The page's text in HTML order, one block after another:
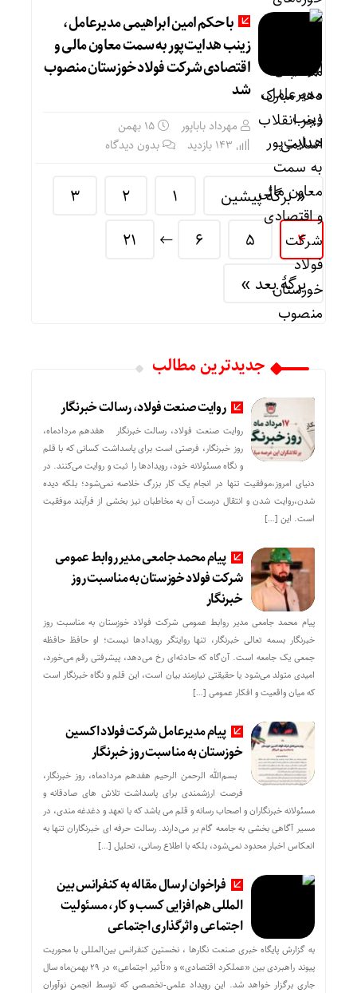
با حکم امین ابراهیمی مدیرعامل،
زینب هدایت‌پور به سمت معاون مالی و
اقتصادی شرکت فولاد خوزستان منصوب
شد
مهرداد باباپور
۱۵ بهمن
بدون دیدگاه
« برگه‌ٔ پیشین 1
2
3
4
5
6
21
برگهٔ بعد »
جدیدترین مطالب
روایت صنعت فولاد،‌ رسالت خبرنگار
روایت صنعت فولاد،‌ رسالت خبرنگار هفدهم مردادماه،
روز خبرنگار، فرصتی است برای پاسداشت کسانی که با قلم
و نگاه مسئولانه خود، رویدادها را ثبت و روایت می‌کنند. در
دنیای امروز،موفقیت تنها در انجام یک کار بزرگ خلاصه نمی‌شود؛ بلکه دیده
شدن،روایت شدن و انتقال درست آن به مخاطبان نیز بخشی از فرآیند موفقیت
است. این […]
پیام محمد جامعی مدیر روابط عمومی
شرکت فولاد خوزستان به مناسبت روز
خبرنگار
پیام محمد جامعی مدیر روابط عمومی شرکت فولاد خوزستان به مناسبت روز
خبرنگار بسمه تعالی خبرنگار، تنها روایتگر رویدادها نیست؛ او حافظ حافظه
جمعی یک جامعه است. آن‌گاه که حادثه‌ای رخ می‌دهد، پیشرفتی رقم می‌خورد،
امیدی متولد می‌شود یا حقیقتی نیازمند بیان است، این قلم و نگاه خبرنگار است
که میان واقعیت و افکار عمومی […]
پیام مدیرعامل شرکت فولاد اکسین
خوزستان به مناسبت روز خبرنگار
بسم‌الله الرحمن الرحیم هفدهم مردادماه، روز خبرنگار،
فرصت ارزشمندی برای پاسداشت تلاش‌ های صادقانه و
مسئولانه خبرنگاران و اصحاب رسانه و قلم می باشد که با تعهد و دغدغه‌ مندی، در
مسیر آگاهی‌ بخشی به جامعه گام بر می‌دارند. رسالت حرفه‌ ای خبرنگاران تنها به
انعکاس اخبار محدود نمی‌شود، بلکه با اطلاع رسانی، تحلیل […]
فراخوان ارسال مقاله به کنفرانس بین
المللی هم افزایی کسب و کار، مسئولیت
اجتماعی و اثرگذاری اجتماعی
به گزارش پایگاه خبری صنعت نگارها ، نخستین کنفرانس بین‌المللی با محوریت
پیوند راهبردی بین «عملکرد اقتصادی» و «تأثیر اجتماعی» در ۲۹ بهمن‌ماه سال
جاری برگزار خواهد شد. این رویداد علمی-تخصصی که توسط انجمن نوآوران